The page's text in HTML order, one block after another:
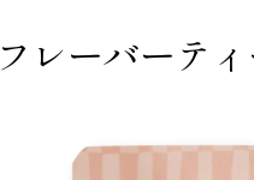
フレーバーテ